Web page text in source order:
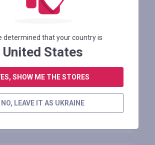
11.28% на 16-дюймовий
ДО МАГАЗИНУ
determined that your country is
United States
SHOW ME THE STORES
NO, LEAVE IT AS UKRAINE